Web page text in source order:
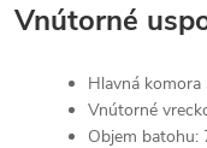
Vnútorné
Hlavná
Vnútorné
Objem batohu: